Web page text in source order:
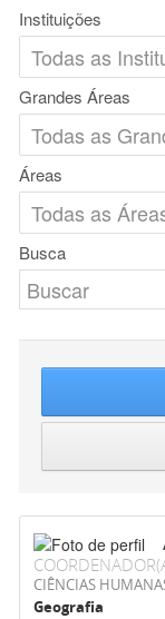
Instituições
Grandes Áreas
Áreas
Busca
CIÊNCIAS
Geografia